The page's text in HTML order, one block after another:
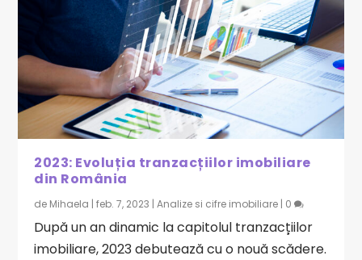
2023: Evoluția tranzacțiilor imobiliare
din România
de Mihaela |feb. 7, 2023 |Analize si cifre imobiliare | 0
După un an dinamic la capitolul tranzacțiilor
imobiliare, 2023 debutează cu o nouă scădere.